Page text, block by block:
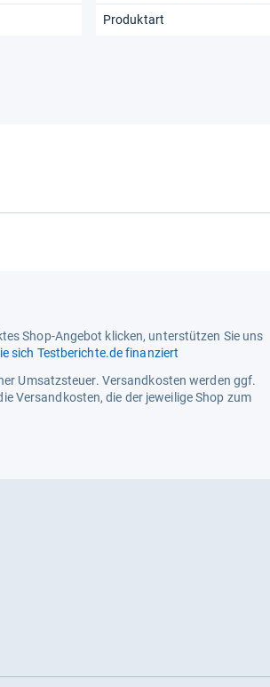
Produktart
Shop-Angebot klicken, unterstützen Sie uns
sich Testberichte.de finanziert
Umsatzsteuer. Versandkosten werden ggf.
Versandkosten, die der jeweilige Shop zum